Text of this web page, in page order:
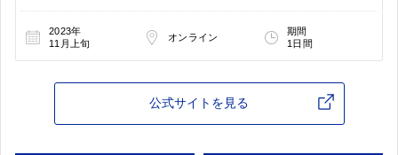
2023年
11月上旬
オンライン
期間
1日間
公式サイトを見る